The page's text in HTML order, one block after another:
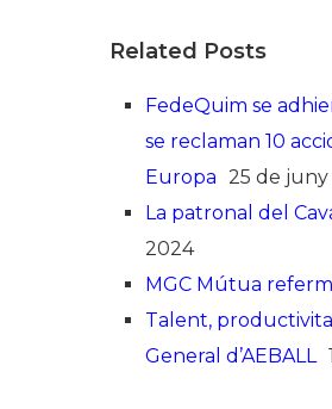
Related Posts
FedeQuim se
se reclaman 10
Europa 25 de
La patronal del
2024
MGC Mútua
Talent,
General d’AEBALL